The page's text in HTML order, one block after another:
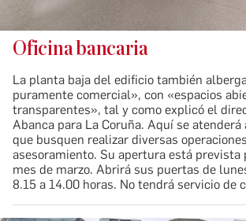
Oficina bancaria
La planta baja del edificio también
puramente comercial», con «espacios
transparentes», tal y como explicó el
Abanca para La Coruña. Aquí se
que busquen realizar diversas
asesoramiento. Su apertura está prevista
mes de marzo. Abrirá sus puertas de
8.15 a 14.00 horas. No tendrá servicio de